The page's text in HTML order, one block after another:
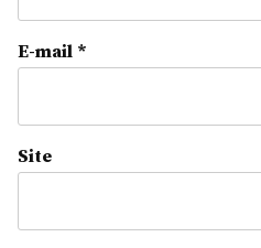
E-mail *
Site